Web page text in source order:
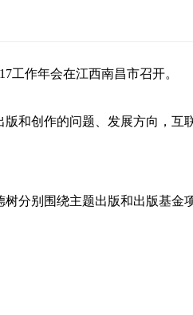
工作年会在江西南昌市召开。
和创作的问题、发展方向，互
分别围绕主题出版和出版基金